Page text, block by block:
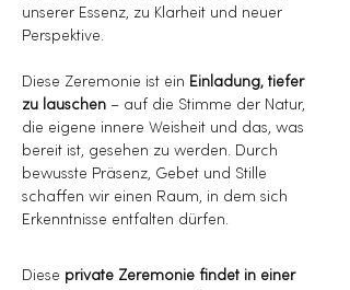
unserer Essenz, zu Klarheit und neuer
Perspektive.
Diese Zeremonie ist ein Einladung, tiefer
zu lauschen – auf die Stimme der Natur,
die eigene innere Weisheit und das, was
bereit ist, gesehen zu werden. Durch
bewusste Präsenz, Gebet und Stille
schaffen wir einen Raum, in dem sich
Erkenntnisse entfalten dürfen.
Diese private Zeremonie findet in einer